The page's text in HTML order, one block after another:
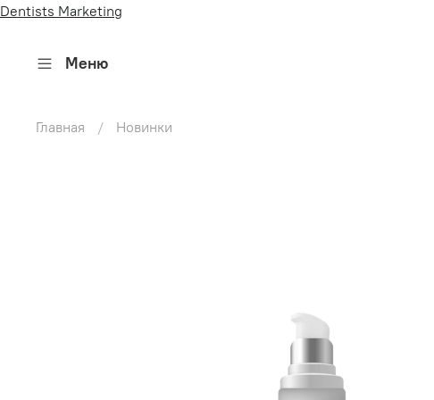
Dentists Marketing
Меню
Главная Новинки